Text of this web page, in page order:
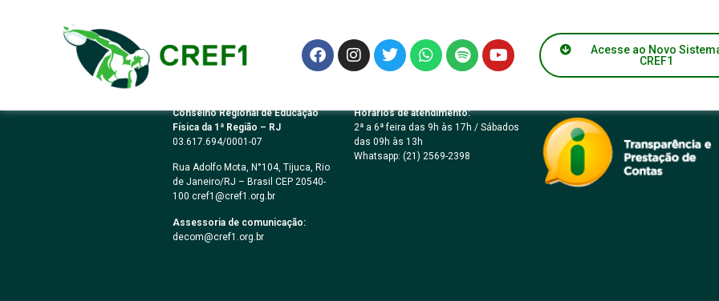
Acesse ao Novo
CREF1
Resolução CREF1 056/2008
Conselho Regional de Educação
Física da 1ª Região – RJ
03.617.694/0001-07
Rua Adolfo Mota, N°104, Tijuca, Rio
de Janeiro/RJ – Brasil CEP 20540-
100 cref1@cref1.org.br
Assessoria de comunicação:
decom@cref1.org.br
Horários de atendimento:
2ª a 6ª feira das 9h às 17h / Sábados
das 09h às 13h
Whatsapp: (21) 2569-2398